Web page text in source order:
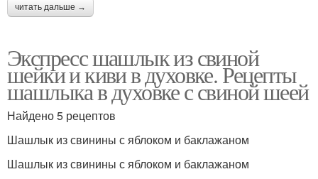
читать дальше →
Экспресс шашлык из свиной
шейки и киви в духовке. Рецепты
шашлыка в духовке с свиной шеей
Найдено 5 рецептов
Шашлык из свинины с яблоком и баклажаном
Шашлык из свинины с яблоком и баклажаном